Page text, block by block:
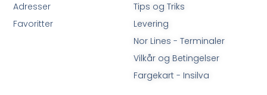
Tips og Triks
Levering
Nor Lines - Terminaler
Vilkår og Betingelser
Fargekart - Insilva
Adresser
Favoritter